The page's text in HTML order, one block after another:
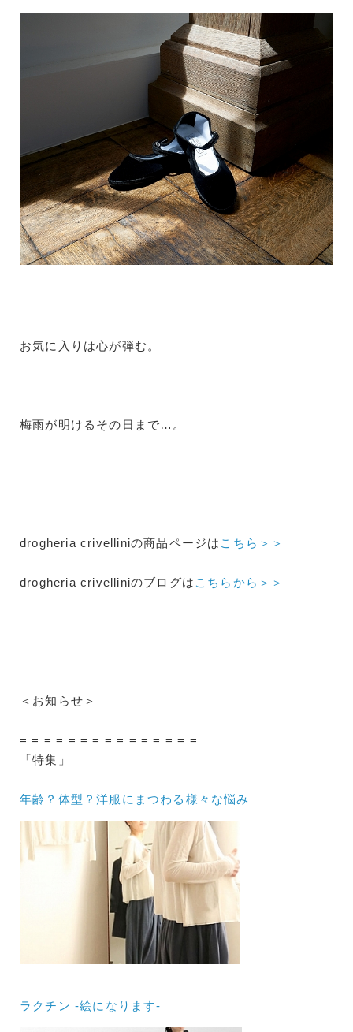
お気に入りは心が弾む。
梅雨が明けるその日まで…。
drogheria crivelliniの商品ページは こちら＞＞
drogheria crivelliniのブログは こちらから＞＞
＜お知らせ＞
= = = = = = = = = = = = = = =
「特集」
年齢？体型？洋服にまつわる様々な悩み
ラクチン -絵になります-